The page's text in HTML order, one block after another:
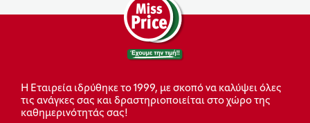
Η Εταιρεία ιδρύθηκε το 1999, με σκοπό να καλύψει όλες
τις ανάγκες σας και δραστηριοποιείται στο χώρο της
καθημερινότητάς σας!